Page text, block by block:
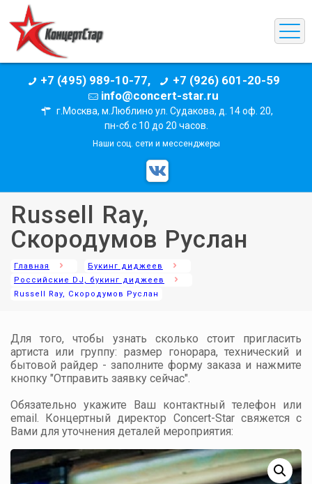
+7 (495) 989-10-77,
+7 (926) 601-20-59
info@concert-star.ru
г.Москва, м.Люблино ул. Судакова, д. 14 оф. 20,
пн-сб с 10 до 20 часов.
Наши соц. сети и мессенджеры
Russell Ray,
Скородумов Руслан
Главная
Букинг диджеев
Российские DJ, букинг диджеев
Russell Ray, Скородумов Руслан
Для того, чтобы узнать сколько стоит пригласить
артиста или группу: размер гонорара, технический и
бытовой райдер - заполните форму заказа и нажмите
кнопку "Отправить заявку сейчас".
Обязательно укажите Ваш контактный телефон или
email. Концертный директор Concert-Star свяжется с
Вами для уточнения деталей мероприятия: